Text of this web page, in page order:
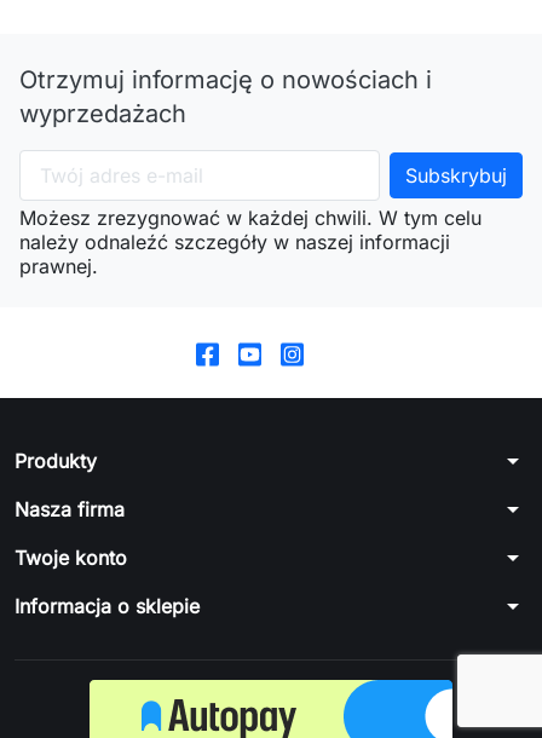
Otrzymuj informację o nowościach i
wyprzedażach
Możesz zrezygnować w każdej chwili. W tym celu
należy odnaleźć szczegóły w naszej informacji
prawnej.
Produkty arrow_drop_down
Nasza firma arrow_drop_down
Twoje konto arrow_drop_down
Informacja o sklepie arrow_drop_down